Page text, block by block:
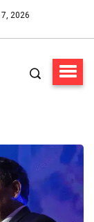
2026